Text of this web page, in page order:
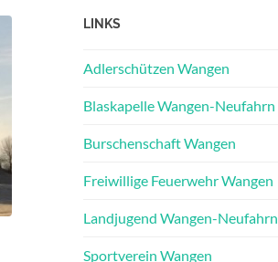
LINKS
Adlerschützen Wangen
Blaskapelle Wangen-Neufahrn
Burschenschaft Wangen
Freiwillige Feuerwehr Wangen
Landjugend Wangen-Neufahrn
Sportverein Wangen